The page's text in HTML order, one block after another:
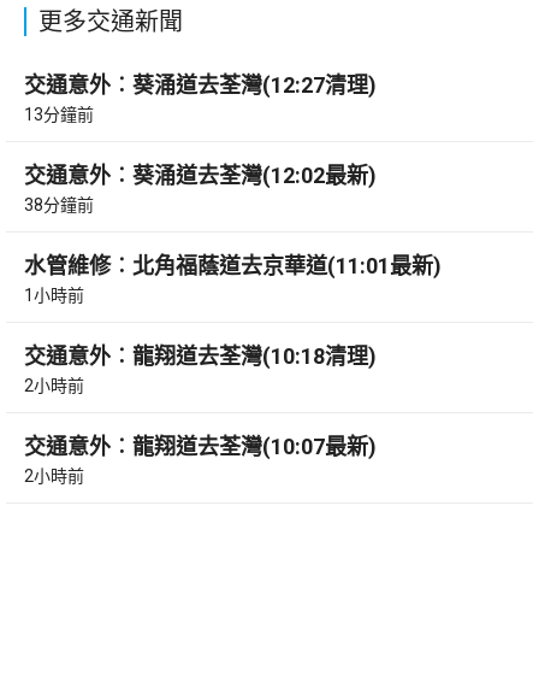
更多交通新聞
交通意外︰葵涌道去荃灣(12:27清理)
13分鐘前
交通意外︰葵涌道去荃灣(12:02最新)
38分鐘前
水管維修︰北角福蔭道去京華道(11:01最新)
1小時前
交通意外︰龍翔道去荃灣(10:18清理)
2小時前
交通意外︰龍翔道去荃灣(10:07最新)
2小時前